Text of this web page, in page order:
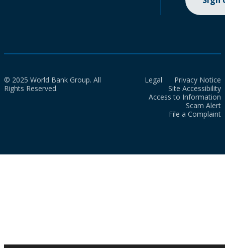
© 2025 World Bank Group. All
Rights Reserved.
Legal
Privacy Notice
Site Accessibility
Access to Information
Scam Alert
File a Complaint